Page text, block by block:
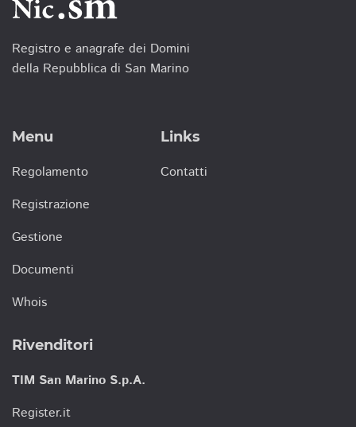
Registro e anagrafe dei Domini
della Repubblica di San Marino
Menu
Regolamento
Registrazione
Gestione
Documenti
Whois
Links
Contatti
Rivenditori
TIM San Marino S.p.A.
Register.it